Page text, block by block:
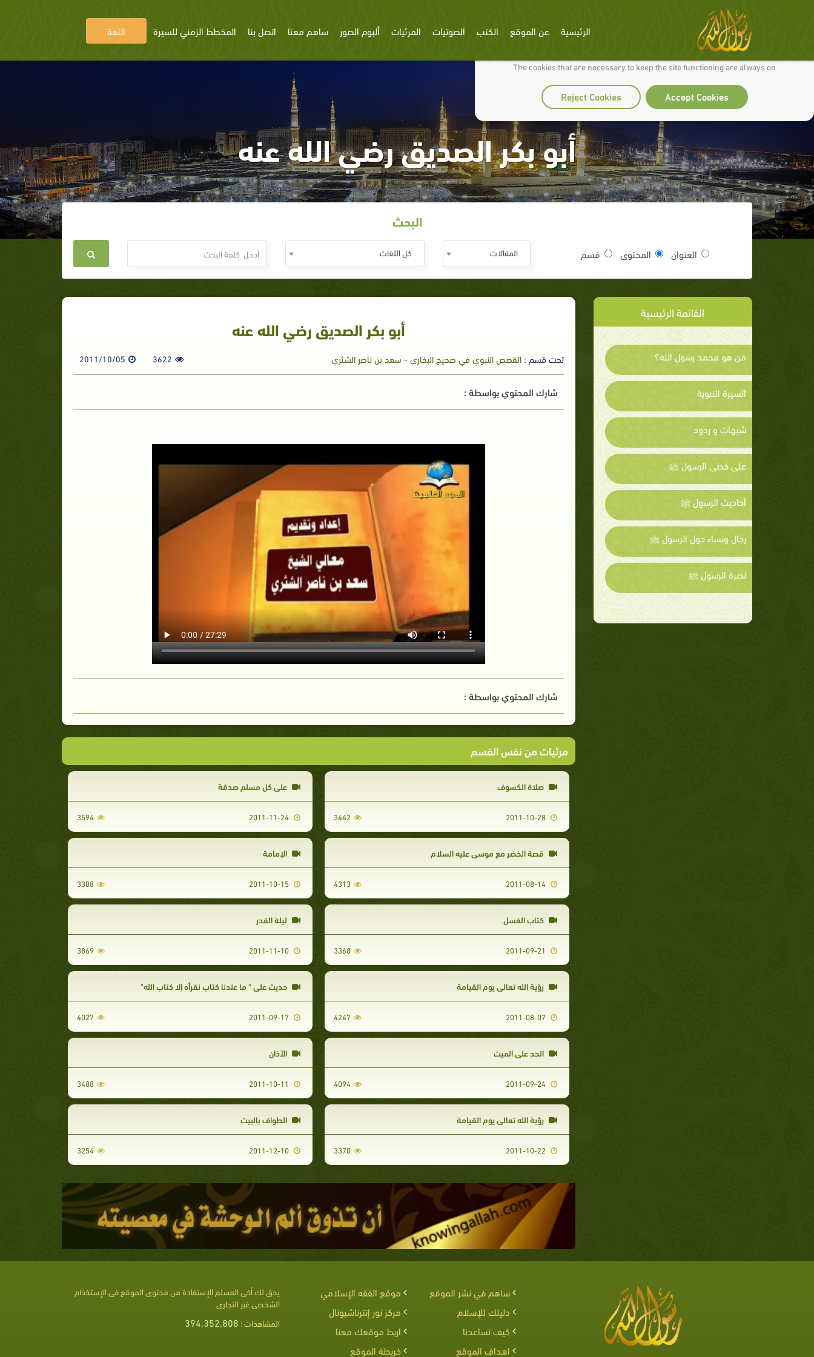
We use cookies to make our site work well for you and so we can continually improve it.
The cookies that are necessary to keep the site functioning are always on
Accept Cookies
Reject Cookies
الرئيسية عن الموقع الكتب الصوتيات المرئيات ألبوم الصور ساهم معنا اتصل بنا المخطط الزمني للسيرة اللغة
أبو بكر الصديق رضي الله عنه
البحث
العنوان المحتوى قسم المقالات كل اللغات
القائمة الرئيسية
من هو محمد رسول الله؟
السيرة النبوية
شبهات و ردود
على خطى الرسول ﷺ
أحاديث الرسول ﷺ
رجال ونساء حول الرسول ﷺ
نصرة الرسول ﷺ
أبو بكر الصديق رضي الله عنه
تحت قسم :القصص النبوي في صحيح البخاري - سعد بن ناصر الشثري 3622
2011/10/05
شارك المحتوي بواسطة :
شارك المحتوي بواسطة :
مرئيات من نفس القسم
صلاة الكسوف
2011-10-28
3442
على كل مسلم صدقة
2011-11-24
3594
قصة الخضر مع موسى عليه السلام
2011-08-14
4313
الإمامة
2011-10-15
3308
كتاب الغسل
3368
ليلة القدر
2011-11-10
3869
رؤية الله تعالى يوم القيامة
4247
حديث علي " ما عندنا كتاب نقرأه إلا كتاب الله"
4027
الحد على الميت
2011-09-24
4094
الآذان
3488
رؤية الله تعالى يوم القيامة
3370
الطواف بالبيت
2011-12-10
3254
ساهم في نشر الموقع
موقع الفقه الإسلامي
دليلك للإسلام
مركز نور إنترناشيونال
كيف تساعدنا
اربط موقعك معنا
اهداف الموقع
خريطة الموقع
يحق لك أخى المسلم الإستفادة من محتوى الموقع فى الإستخدام
الشخصى غير التجارى
المشاهدات : 394,352,808